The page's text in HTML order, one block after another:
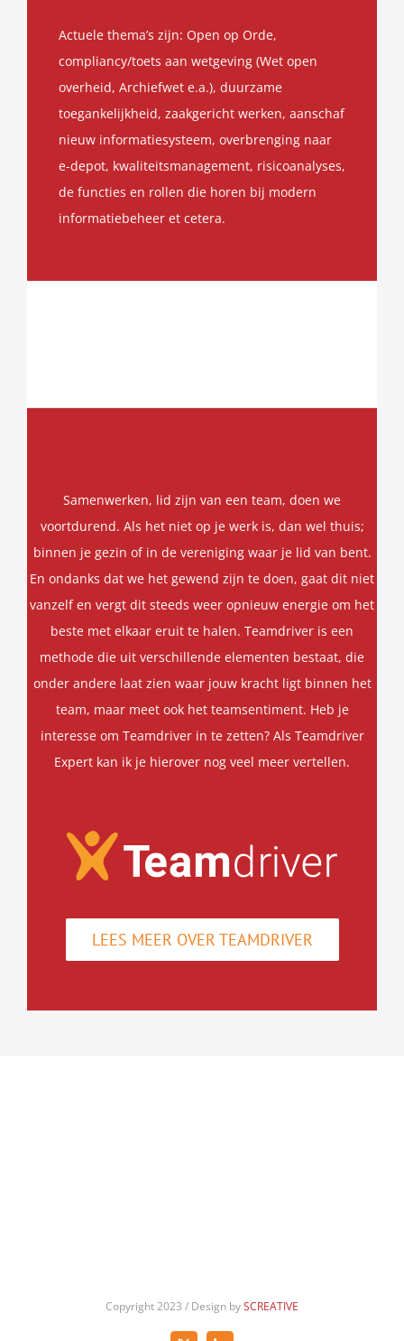
Actuele thema’s zijn: Open op Orde,
compliancy/toets aan wetgeving (Wet open
overheid, Archiefwet e.a.), duurzame
toegankelijkheid, zaakgericht werken, aanschaf
nieuw informatiesysteem, overbrenging naar
e-depot, kwaliteitsmanagement, risicoanalyses,
de functies en rollen die horen bij modern
informatiebeheer et cetera.
Samenwerken, lid zijn van een team, doen we
voortdurend. Als het niet op je werk is, dan wel thuis;
binnen je gezin of in de vereniging waar je lid van bent.
En ondanks dat we het gewend zijn te doen, gaat dit niet
vanzelf en vergt dit steeds weer opnieuw energie om het
beste met elkaar eruit te halen. Teamdriver is een
methode die uit verschillende elementen bestaat, die
onder andere laat zien waar jouw kracht ligt binnen het
team, maar meet ook het teamsentiment. Heb je
interesse om Teamdriver in te zetten? Als Teamdriver
Expert kan ik je hierover nog veel meer vertellen.
LEES MEER OVER TEAMDRIVER
Copyright 2023 / Design bySCREATIVE